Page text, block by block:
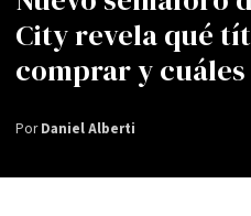
City revela qué
comprar y
PorDaniel Alberti